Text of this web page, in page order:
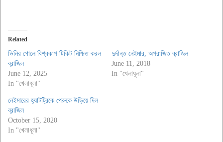
Related
ভিনির গোলে বিশ্বকাপ টিকিট নিশ্চিত করল
ব্রাজিল
June 12, 2025
In "খেলাধূলা"
দুর্দান্ত নেইমার, অপরাজিত ব্রাজিল
June 11, 2018
In "খেলাধূলা"
নেইমারের হ্যাটট্রিকে পেরুকে উড়িয়ে দিল
ব্রাজিল
October 15, 2020
In "খেলাধূলা"